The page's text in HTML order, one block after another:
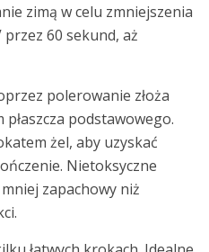
zimą w celu zmniejszenia
przez 60 sekund, aż
polerowanie złoża
podstawowego.
żel, aby uzyskać
Nietoksyczne
zapachowy niż